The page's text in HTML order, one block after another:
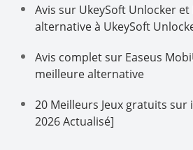
Avis sur UkeySoft Unlocker
alternative à UkeySoft
Avis complet sur Easeus
meilleure alternative
20 Meilleurs Jeux gratuits sur
2026 Actualisé]